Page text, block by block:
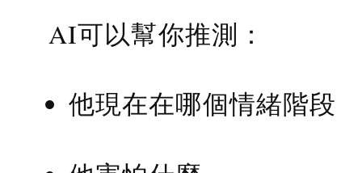
AI可以幫你推測：
他現在在哪個情緒階段